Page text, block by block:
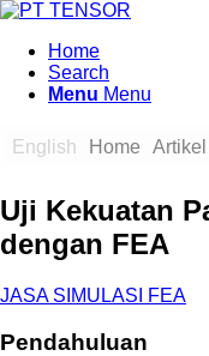
Home
Search
Menu Menu
English Home Artikel
Uji Kekuatan
dengan FEA
JASA SIMULASI FEA
Pendahuluan